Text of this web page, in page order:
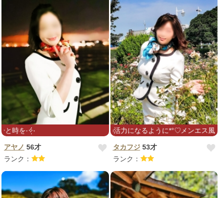
お疲れのからだに癒しのひと時を‧✧̣̇‧
アヤノ 56才
ランク：
の癒しに、次の日の活力になるように*°♡メンエス風オイルマッサ
タカフジ53才
ランク：